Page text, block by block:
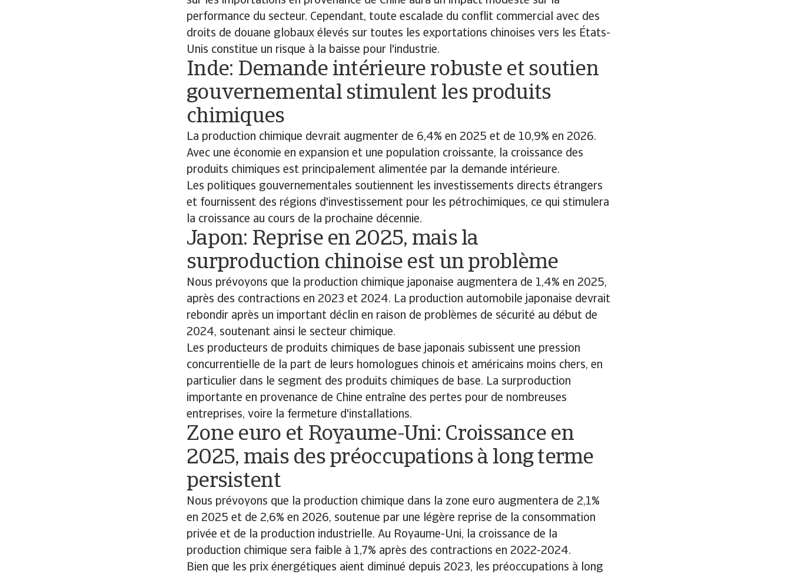
performance du secteur. Cependant, toute escalade du conflit commercial avec des
droits de douane globaux élevés sur toutes les exportations chinoises vers les États-
Unis constitue un risque à la baisse pour l'industrie.
Inde: Demande intérieure robuste et soutien
gouvernemental stimulent les produits
chimiques
La production chimique devrait augmenter de 6,4% en 2025 et de 10,9% en 2026.
Avec une économie en expansion et une population croissante, la croissance des
produits chimiques est principalement alimentée par la demande intérieure.
Les politiques gouvernementales soutiennent les investissements directs étrangers
et fournissent des régions d'investissement pour les pétrochimiques, ce qui stimulera
la croissance au cours de la prochaine décennie.
Japon: Reprise en 2025, mais la
surproduction chinoise est un problème
Nous prévoyons que la production chimique japonaise augmentera de 1,4% en 2025,
après des contractions en 2023 et 2024. La production automobile japonaise devrait
rebondir après un important déclin en raison de problèmes de sécurité au début de
2024, soutenant ainsi le secteur chimique.
Les producteurs de produits chimiques de base japonais subissent une pression
concurrentielle de la part de leurs homologues chinois et américains moins chers, en
particulier dans le segment des produits chimiques de base. La surproduction
importante en provenance de Chine entraîne des pertes pour de nombreuses
entreprises, voire la fermeture d'installations.
Zone euro et Royaume-Uni: Croissance en
2025, mais des préoccupations à long terme
persistent
Nous prévoyons que la production chimique dans la zone euro augmentera de 2,1%
en 2025 et de 2,6% en 2026, soutenue par une légère reprise de la consommation
privée et de la production industrielle. Au Royaume-Uni, la croissance de la
production chimique sera faible à 1,7% après des contractions en 2022-2024.
Bien que les prix énergétiques aient diminué depuis 2023, les préoccupations à long